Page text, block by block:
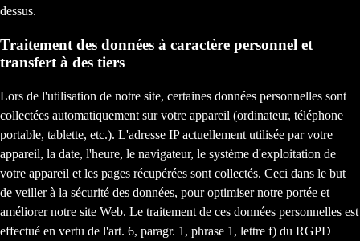
dessus.
Traitement des données à caractère personnel et
transfert à des tiers
Lors de l'utilisation de notre site, certaines données personnelles sont
collectées automatiquement sur votre appareil (ordinateur, téléphone
portable, tablette, etc.). L'adresse IP actuellement utilisée par votre
appareil, la date, l'heure, le navigateur, le système d'exploitation de
votre appareil et les pages récupérées sont collectés. Ceci dans le but
de veiller à la sécurité des données, pour optimiser notre portée et
améliorer notre site Web. Le traitement de ces données personnelles est
effectué en vertu de l'art. 6, paragr. 1, phrase 1, lettre f) du RGPD